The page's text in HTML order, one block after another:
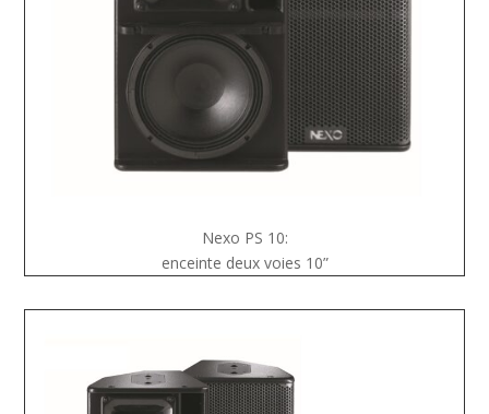
Nexo PS 10:
enceinte deux voies 10”